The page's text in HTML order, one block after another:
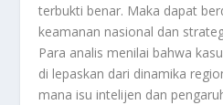
terbukti benar. Maka dapat
keamanan nasional dan
Para analis menilai bahwa
di lepaskan dari dinamika
mana isu intelijen dan